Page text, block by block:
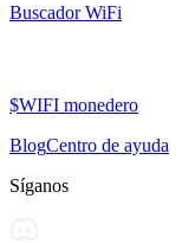
Buscador WiFi
$WIFI monedero
BlogCentro de ayuda
Síganos